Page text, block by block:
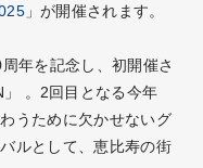
」が開催されます。
年を記念し、初開催さ
。2回目となる今年
うために欠かせないグ
ルとして、恵比寿の街